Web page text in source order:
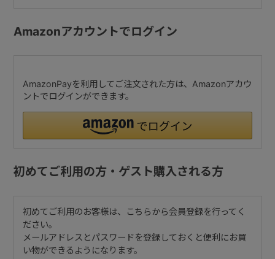
Amazonアカウントでログイン
AmazonPayを利用してご注文された方は、Amazonアカウ
ントでログインができます。
初めてご利用の方・ゲスト購入される方
初めてご利用のお客様は、こちらから会員登録を行ってく
ださい。
メールアドレスとパスワードを登録しておくと便利にお買
い物ができるようになります。